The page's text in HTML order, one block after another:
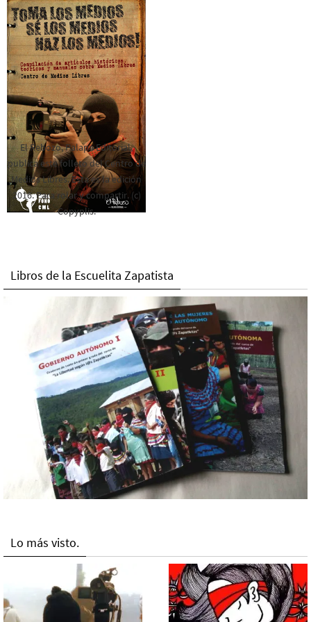
El Rebozo, Palapa Editorial,
publica este folleto del Centro de
Medios Libres. Esta es la edición
2016. Para rolar y compartir. (c)
Copyplis.
Libros de la Escuelita Zapatista
Lo más visto.